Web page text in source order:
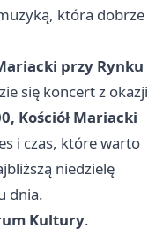
która dobrze
przy Rynku
się koncert z okazji
Kościół Mariacki
i czas, które warto
niedzielę
dnia.
Kultury.